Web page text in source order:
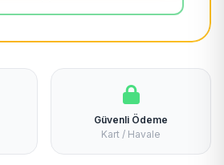
Güvenli Ödeme
Kart / Havale